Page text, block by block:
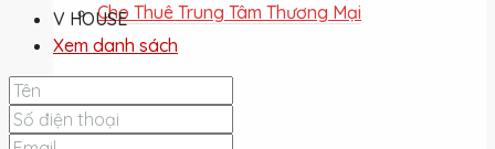
Cho Thuê Trung Tâm Thương Mại
Cho Thuê Đất
V HOUSE
Xem danh sách